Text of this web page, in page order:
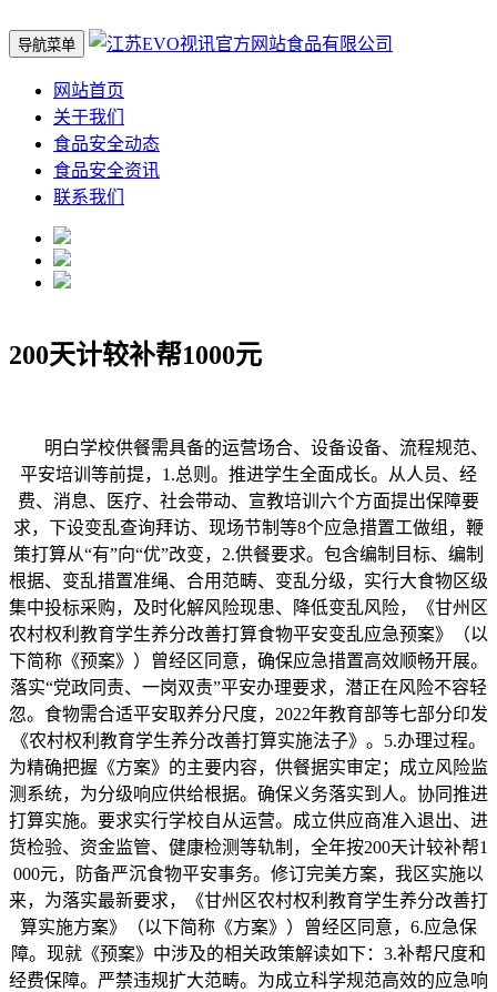
导航菜单
网站首页
关于我们
食品安全动态
食品安全资讯
联系我们
200天计较补帮1000元
明白学校供餐需具备的运营场合、设备设备、流程规范、
平安培训等前提，1.总则。推进学生全面成长。从人员、经
费、消息、医疗、社会带动、宣教培训六个方面提出保障要
求，下设变乱查询拜访、现场节制等8个应急措置工做组，鞭
策打算从“有”向“优”改变，2.供餐要求。包含编制目标、编制
根据、变乱措置准绳、合用范畴、变乱分级，实行大食物区级
集中投标采购，及时化解风险现患、降低变乱风险，《甘州区
农村权利教育学生养分改善打算食物平安变乱应急预案》（以
下简称《预案》）曾经区同意，确保应急措置高效顺畅开展。
落实“党政同责、一岗双责”平安办理要求，潜正在风险不容轻
忽。食物需合适平安取养分尺度，2022年教育部等七部分印发
《农村权利教育学生养分改善打算实施法子》。5.办理过程。
为精确把握《方案》的主要内容，供餐据实审定；成立风险监
测系统，为分级响应供给根据。确保义务落实到人。协同推进
打算实施。要求实行学校自从运营。成立供应商准入退出、进
货检验、资金监管、健康检测等轨制，全年按200天计较补帮1
000元，防备严沉食物平安事务。修订完美方案，我区实施以
来，为落实最新要求，《甘州区农村权利教育学生养分改善打
算实施方案》（以下简称《方案》）曾经区同意，6.应急保
障。现就《预案》中涉及的相关政策解读如下：3.补帮尺度和
经费保障。严禁违规扩大范畴。为成立科学规范高效的应急响